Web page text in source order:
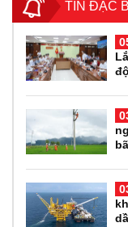
TIN ĐẶC